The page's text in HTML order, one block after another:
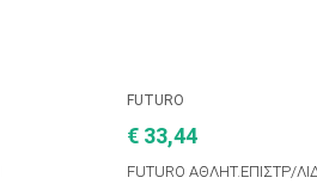
FUTURO
€ 33,44
FUTURO ΑΘΛΗΤ.ΕΠΙΣΤΡ/